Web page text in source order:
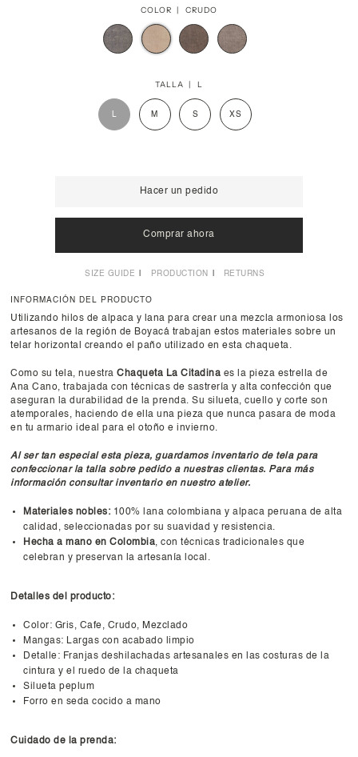
COLOR | CRUDO
TALLA | L
L M S XS
Hacer un pedido
Comprar ahora
SIZE GUIDE PRODUCTION RETURNS
INFORMACIÓN DEL PRODUCTO
Utilizando hilos de alpaca y lana para crear una mezcla armoniosa los
artesanos de la región de Boyacá trabajan estos materiales sobre un
telar horizontal creando el paño utilizado en esta chaqueta.
Como su tela, nuestraChaqueta La Citadina es la pieza estrella de
Ana Cano, trabajada con técnicas de sastrería y alta confección que
aseguran la durabilidad de la prenda. Su silueta, cuello y corte son
atemporales, haciendo de ella una pieza que nunca pasara de moda
en tu armario ideal para el otoño e invierno.
Al ser tan especial esta pieza, guardamos inventario de tela para
confeccionar la talla sobre pedido a nuestras clientas. Para más
información consultar inventario en nuestro atelier.
Materiales nobles: 100% lana colombiana y alpaca peruana de alta
calidad, seleccionadas por su suavidad y resistencia.
Hecha a mano en Colombia, con técnicas tradicionales que
celebran y preservan la artesanía local.
Detalles del producto:
Color: Gris, Cafe, Crudo, Mezclado
Mangas: Largas con acabado limpio
Detalle: Franjas deshilachadas artesanales en las costuras de la
cintura y el ruedo de la chaqueta
Silueta peplum
Forro en seda cocido a mano
Cuidado de la prenda: